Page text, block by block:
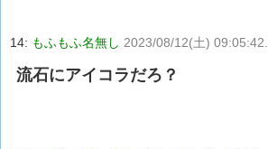
14: もふもふ名無し 2023/08/12(土)
流石にアイコラだろ？